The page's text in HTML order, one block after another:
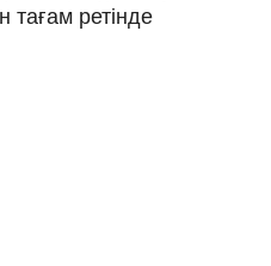
тағам ретінде